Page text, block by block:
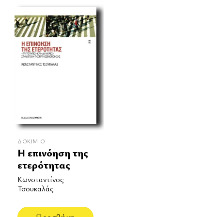
ΔΟΚΊΜΙΟ
Η επινόηση της
ετερότητας
Κωνσταντίνος
Τσουκαλάς